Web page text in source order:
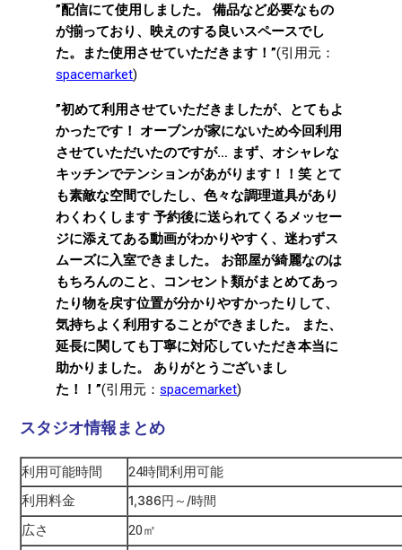
”配信にて使用しました。 備品など必要なもの
が揃っており、映えのする良いスペースでし
た。また使用させていただきます！”(引用元：
spacemarket)
”初めて利用させていただきましたが、とてもよ
かったです！ オーブンが家にないため今回利用
させていただいたのですが… まず、オシャレな
キッチンでテンションがあがります！！笑 とて
も素敵な空間でしたし、色々な調理道具があり
わくわくします 予約後に送られてくるメッセー
ジに添えてある動画がわかりやすく、迷わずス
ムーズに入室できました。 お部屋が綺麗なのは
もちろんのこと、コンセント類がまとめてあっ
たり物を戻す位置が分かりやすかったりして、
気持ちよく利用することができました。 また、
延長に関しても丁寧に対応していただき本当に
助かりました。 ありがとうございまし
た！！”(引用元：spacemarket)
スタジオ情報まとめ
利用可能時間
24時間利用可能
利用料金
1,386円～/時間
広さ
20㎡